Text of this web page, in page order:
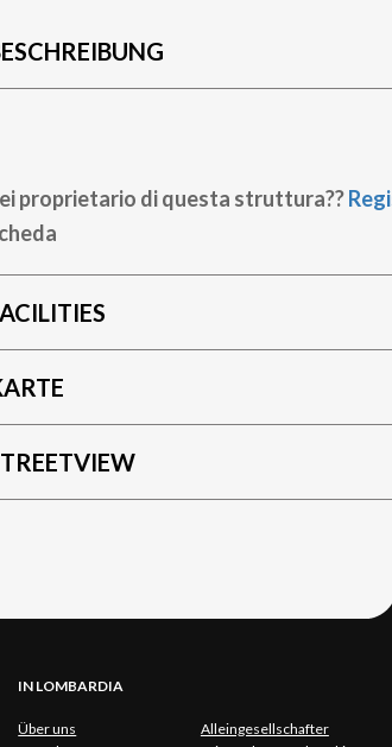
proprietario di questa struttura??
IN LOMBARDIA
Über uns
Alleingesellschafter